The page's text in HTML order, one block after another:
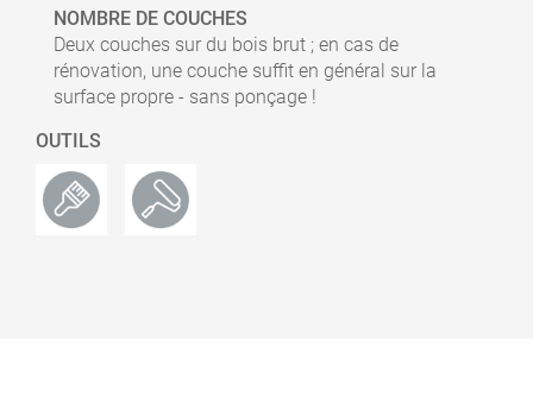
NOMBRE DE COUCHES
Deux couches sur du bois brut ; en cas de
rénovation, une couche suffit en général sur la
surface propre - sans ponçage !
OUTILS